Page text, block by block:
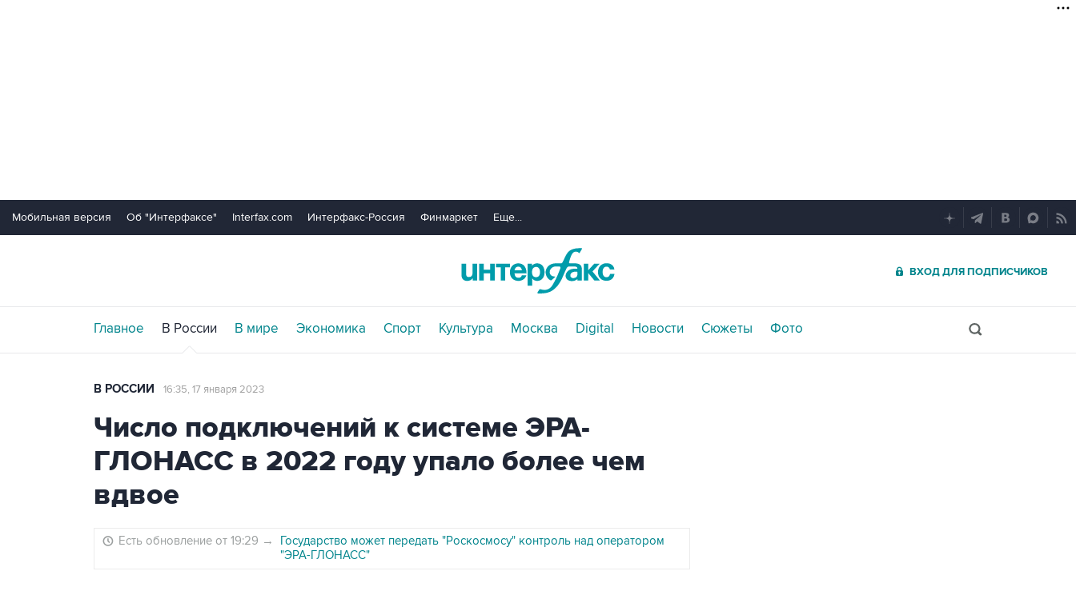
Мобильная версия Об "Интерфаксе" Interfax.com Интерфакс-Россия Финмаркет Еще...
ВХОД ДЛЯ ПОДПИСЧИКОВ
Главное В России В мире Экономика Спорт Культура Москва Digital Новости Сюжеты Фото
В РОССИИ 16:35, 17 января 2023
Число подключений к системе ЭРА-
ГЛОНАСС в 2022 году упало более чем
вдвое
Есть обновление от 19:29 →
Государство может передать "Роскосмосу" контроль над оператором
"ЭРА-ГЛОНАСС"